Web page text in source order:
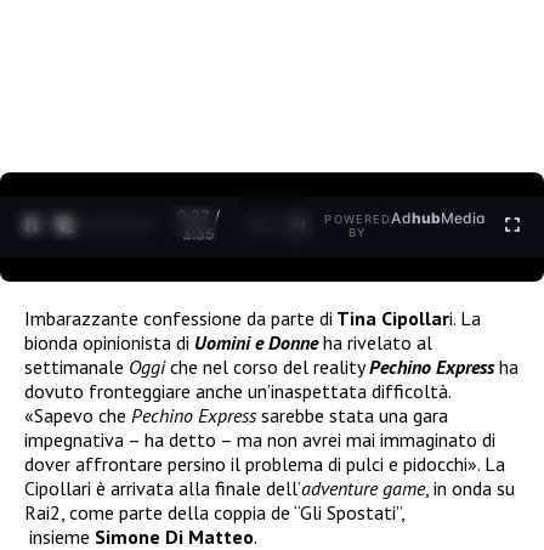
0:27 /
3:35
POWERED
BY
AdhubMedia
Imbarazzante confessione da parte di Tina Cipollari. La
bionda opinionista di Uomini e Donneha rivelato al
settimanale Oggiche nel corso del realityPechino Express ha
dovuto fronteggiare anche un’inaspettata difficoltà.
«Sapevo che Pechino Expresssarebbe stata una gara
impegnativa – ha detto – ma non avrei mai immaginato di
dover affrontare persino il problema di pulci e pidocchi». La
Cipollari è arrivata alla finale dell’adventure game, in onda su
Rai2, come parte della coppia de “Gli Spostati”,
insieme Simone Di Matteo.